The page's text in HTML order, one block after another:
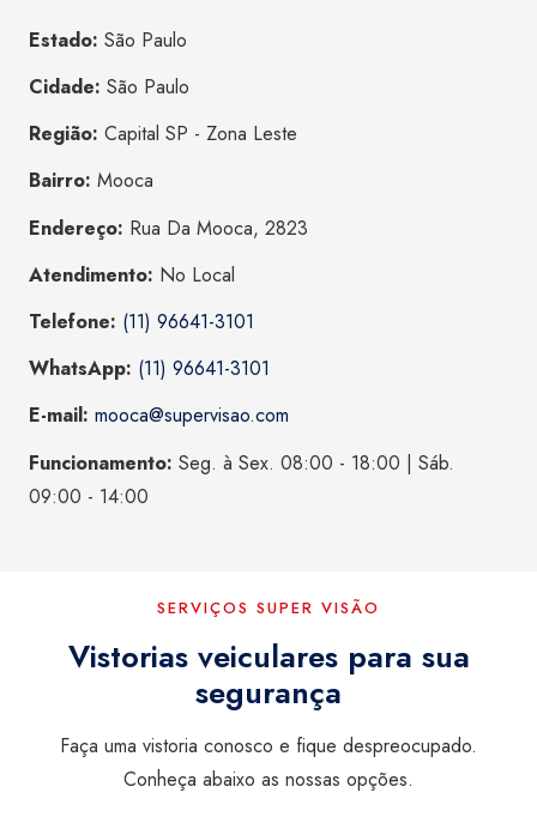
Estado: São Paulo
Cidade: São Paulo
Região: Capital SP - Zona Leste
Bairro: Mooca
Endereço: Rua Da Mooca, 2823
Atendimento: No Local
Telefone: (11) 96641-3101
WhatsApp: (11) 96641-3101
E-mail: mooca@supervisao.com
Funcionamento: Seg. à Sex. 08:00 - 18:00 | Sáb.
09:00 - 14:00
SERVIÇOS SUPER VISÃO
Vistorias veiculares para sua
segurança
Faça uma vistoria conosco e fique despreocupado.
Conheça abaixo as nossas opções.